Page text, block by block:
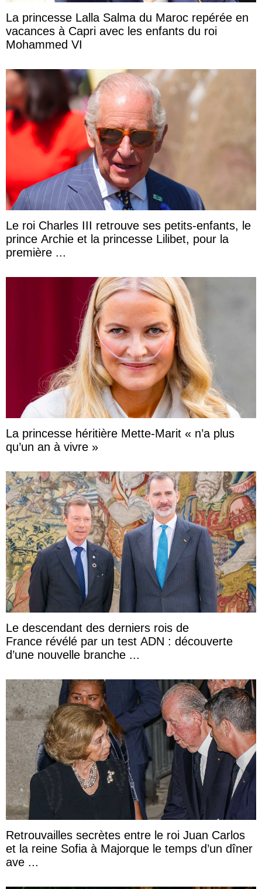
La princesse Lalla Salma du Maroc repérée en
vacances à Capri avec les enfants du roi
Mohammed VI
Le roi Charles III retrouve ses petits-enfants, le
prince Archie et la princesse Lilibet, pour la
première ...
La princesse héritière Mette-Marit « n’a plus
qu’un an à vivre »
Le descendant des derniers rois de
France révélé par un test ADN : découverte
d’une nouvelle branche ...
Retrouvailles secrètes entre le roi Juan Carlos
et la reine Sofia à Majorque le temps d’un dîner
ave ...